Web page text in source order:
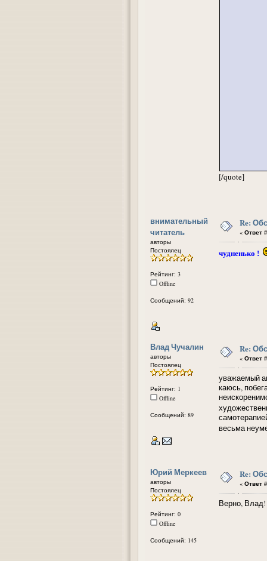
[/quote]
внимательный
читатель
авторы
Постоялец
Рейтинг: 3
Offline
Сообщений: 92
Re:
« Ответ
чудненько !
Влад Чучалин
авторы
Постоялец
Рейтинг: 1
Offline
Сообщений: 89
Re:
« Ответ
уважаемый
каюсь,
весьма
Юрий Меркеев
авторы
Постоялец
Рейтинг: 0
Offline
Сообщений: 145
Re:
« Ответ
Верно, Влад!